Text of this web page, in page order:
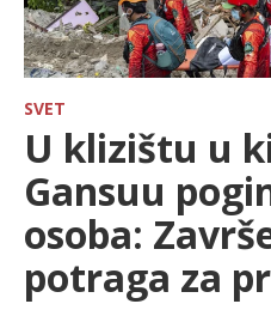
SHOWBIZ
HRONIKA
PINKOVE ZVEZDE
ODEON
SPORT
SVET
U klizištu u
Gansuu
osoba:
potraga za